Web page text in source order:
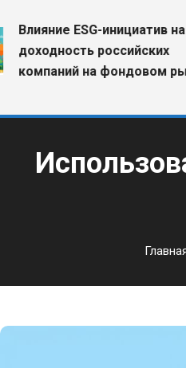
ESG-инициатив на
российских
на фондовом рынке